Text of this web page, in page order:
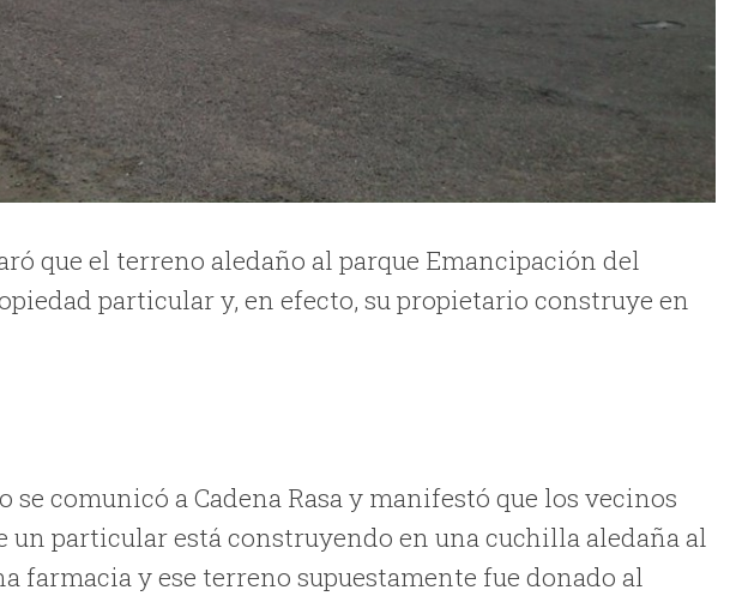
que el terreno aledaño al parque Emancipación del
particular y, en efecto, su propietario construye en
se comunicó a Cadena Rasa y manifestó que los vecinos
un particular está construyendo en una cuchilla aledaña al
farmacia y ese terreno supuestamente fue donado al